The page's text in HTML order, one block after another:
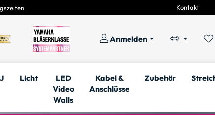
Kontakt
Anmelden
Licht
LED
Video
Walls
Kabel &
Anschlüsse
Zubehör